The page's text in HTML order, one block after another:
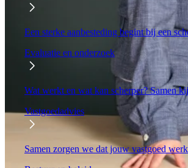
Een sterke aanbesteding begint bij een
Evaluatie en onderzoek
Wat werkt en wat kan scherper? Samen
Vastgoedadvies
Samen zorgen we dat jouw vastgoed